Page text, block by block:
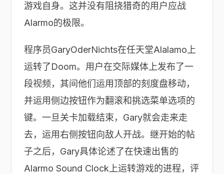
游戏自身。这并没有阻挠猎奇的用户应战
Alarmo的极限。
程序员GaryOderNichts在任天堂Alalamo上
运转了Doom。用户在交际媒体上发布了一
段视频，其间他们运用顶部的刻度盘移动，
并运用侧边按钮作为翻滚和挑选菜单选项的
键。一旦关卡加载结束，Gary就会走来走
去，运用右侧按钮向敌人开战。继开始的帖
子之后，Gary具体论述了在快速出售的
Alarmo Sound Clock上运转游戏的进程，评